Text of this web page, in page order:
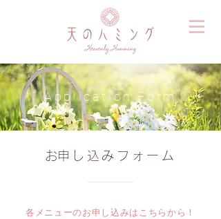
Application Form
​お申し込みフォーム
各メニューのお申し込みはこちらから！